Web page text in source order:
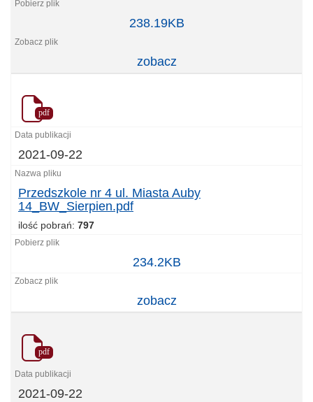
238.19KB
zobacz
pdf
2021-09-22
Przedszkole nr 4 ul. Miasta Auby
14_BW_Sierpien.pdf
ilość pobrań: 797
nr
4
Miasta
14_BW_Sierpien.pdf
234.2KB
zobacz
pdf
2021-09-22